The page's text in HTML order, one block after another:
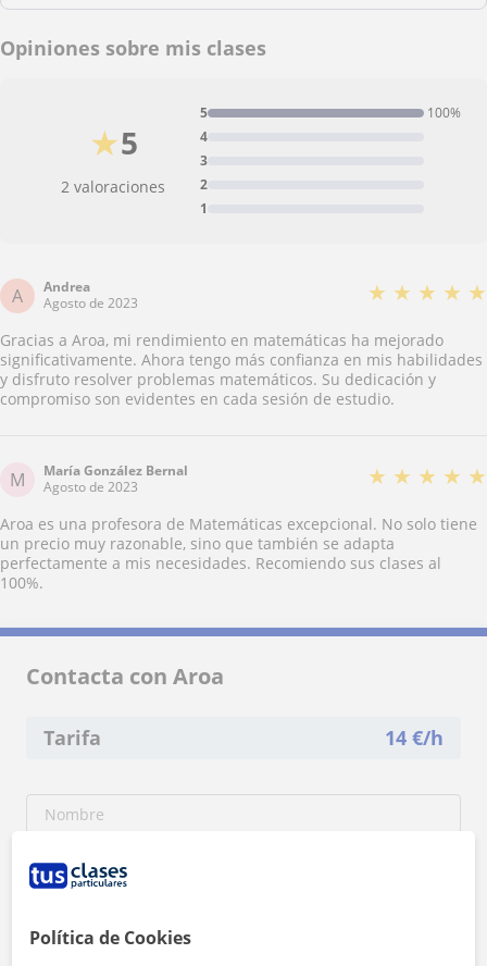
Opiniones sobre mis clases
5
★
2 valoraciones
1
2
3
4
5 100%
A
Andrea
Agosto de 2023
★ ★ ★ ★ ★
Gracias a Aroa, mi rendimiento en matemáticas ha mejorado
significativamente. Ahora tengo más confianza en mis habilidades
y disfruto resolver problemas matemáticos. Su dedicación y
compromiso son evidentes en cada sesión de estudio.
M
María González Bernal
Agosto de 2023
★ ★ ★ ★ ★
Aroa es una profesora de Matemáticas excepcional. No solo tiene
un precio muy razonable, sino que también se adapta
perfectamente a mis necesidades. Recomiendo sus clases al
100%.
Contacta con Aroa
Tarifa 14 €/h
Política de Cookies